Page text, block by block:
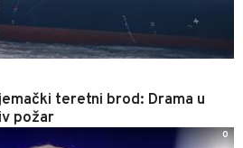
teretni brod: Drama u
požar
0